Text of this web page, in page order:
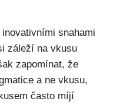
snahami
záleží na vkusu
zapomínat, že
a ne vkusu,
často míjí